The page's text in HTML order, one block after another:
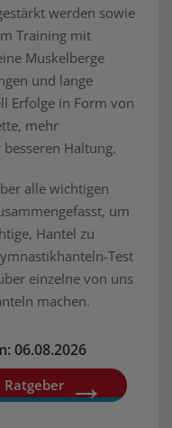
werden sowie
Training mit
Muskelberge
und lange
Erfolge in Form von
mehr
Haltung.
alle wichtigen
um
Hantel zu
Test
einzelne von uns
machen.
06.08.2026